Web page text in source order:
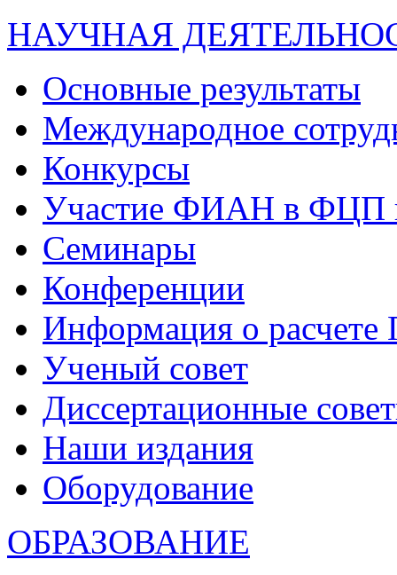
НАУЧНАЯ
Основные результаты
Международное
Конкурсы
Участие ФИАН в ФЦП
Семинары
Конференции
Информация о
Ученый совет
Диссертационные
Наши издания
Оборудование
ОБРАЗОВАНИЕ